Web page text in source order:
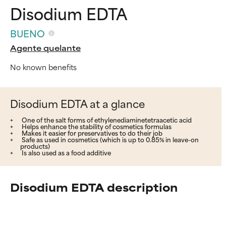
Disodium EDTA
BUENO
Agente quelante
No known benefits
Disodium EDTA at a glance
One of the salt forms of ethylenediaminetetraacetic acid
Helps enhance the stability of cosmetics formulas
Makes it easier for preservatives to do their job
Safe as used in cosmetics (which is up to 0.85% in leave-on
products)
Is also used as a food additive
Disodium EDTA description